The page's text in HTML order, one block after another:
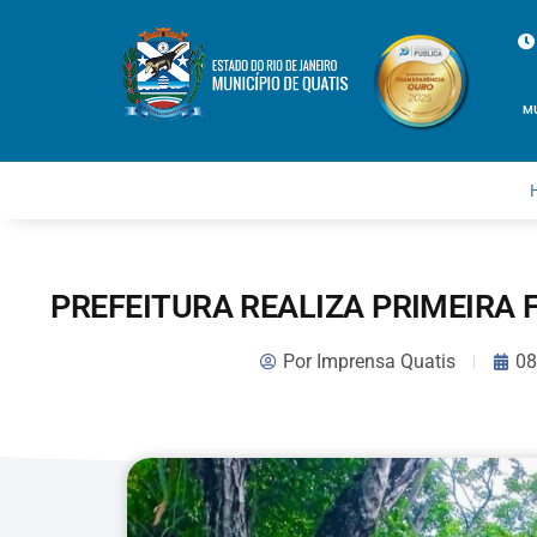
PREFEITURA REALIZA PRIMEIRA
PorImprensa Quatis